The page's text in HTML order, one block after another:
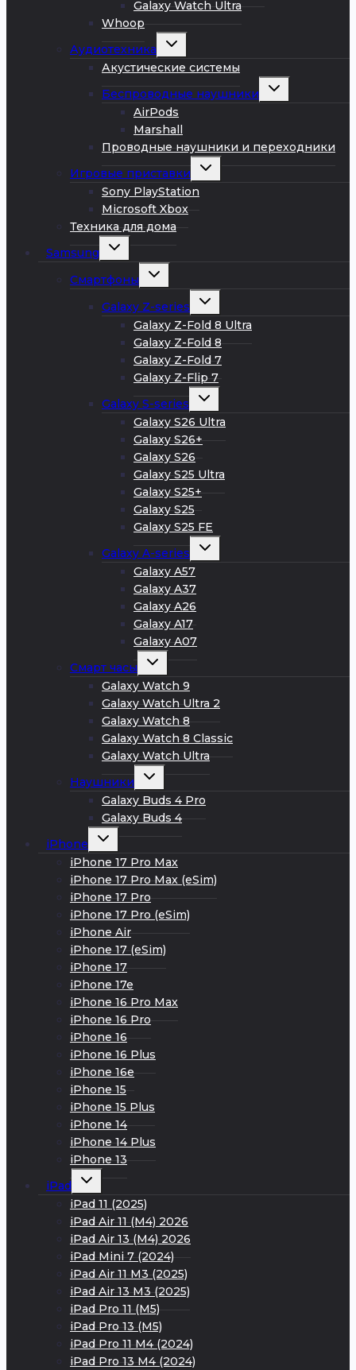
Galaxy Watch Ultra
Whoop
Аудиотехника
Развернуть
дочернее
меню
Акустические системы
Беспроводные наушники
Развернуть
дочернее
AirPods
Marshall
Проводные наушники и переходники
Игровые приставки
Развернуть
дочернее
меню
Sony PlayStation
Microsoft Xbox
Техника для дома
Samsung
Развернуть
дочернее
Смартфоны
Развернуть
дочернее
Galaxy Z-series
Развернуть
дочернее
меню
Galaxy Z-Fold 8 Ultra
Galaxy Z-Fold 8
Galaxy Z-Fold 7
Galaxy Z-Flip 7
Galaxy S-series
Развернуть
дочернее
меню
Galaxy S26 Ultra
Galaxy S26+
Galaxy S26
Galaxy S25 Ultra
Galaxy S25+
Galaxy S25
Galaxy S25 FE
Galaxy A-series
Развернуть
дочернее
меню
Galaxy A57
Galaxy A37
Galaxy A26
Galaxy A17
Galaxy A07
Смарт часы
Развернуть
дочернее
меню
Galaxy Watch 9
Galaxy Watch Ultra 2
Galaxy Watch 8
Galaxy Watch 8 Classic
Galaxy Watch Ultra
Наушники
Развернуть
дочернее
меню
Galaxy Buds 4 Pro
Galaxy Buds 4
iPhone
Развернуть
дочернее
меню
iPhone 17 Pro Max
iPhone 17 Pro Max (eSim)
iPhone 17 Pro
iPhone 17 Pro (eSim)
iPhone Air
iPhone 17 (eSim)
iPhone 17
iPhone 17e
iPhone 16 Pro Max
iPhone 16 Pro
iPhone 16
iPhone 16 Plus
iPhone 16e
iPhone 15
iPhone 15 Plus
iPhone 14
iPhone 14 Plus
iPhone 13
iPad
Развернуть
дочернее
меню
iPad 11 (2025)
iPad Air 11 (M4) 2026
iPad Air 13 (M4) 2026
iPad Mini 7 (2024)
iPad Air 11 M3 (2025)
iPad Air 13 M3 (2025)
iPad Pro 11 (M5)
iPad Pro 13 (M5)
iPad Pro 11 M4 (2024)
iPad Pro 13 M4 (2024)